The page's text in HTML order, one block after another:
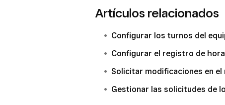
Artículos relacionados
Configurar los turnos del
Configurar el registro de
Solicitar modificaciones en
Gestionar las solicitudes de